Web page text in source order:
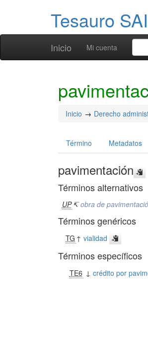
Tesauro
Inicio Mi cuenta
Inicio Derecho
Término Metadatos
pavimentación
Términos alternativos
UP ↸obra de
Términos genéricos
TG ↑vialidad
Términos específicos
TE6 ↓ crédito por